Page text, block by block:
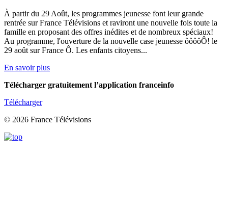
À partir du 29 Août, les programmes jeunesse font leur grande
rentrée sur France Télévisions et raviront une nouvelle fois toute la
famille en proposant des offres inédites et de nombreux spéciaux!
Au programme, l'ouverture de la nouvelle case jeunesse ôôôôÔ! le
29 août sur France Ô. Les enfants citoyens...
En savoir plus
Télécharger gratuitement l’application franceinfo
Télécharger
© 2026 France Télévisions